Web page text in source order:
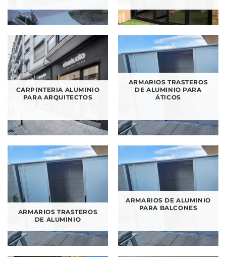
CARPINTERIA ALUMINIO
PARA ARQUITECTOS
ARMARIOS TRASTEROS
DE ALUMINIO PARA
ÁTICOS
ARMARIOS TRASTEROS
DE ALUMINIO
ARMARIOS DE ALUMINIO
PARA BALCONES